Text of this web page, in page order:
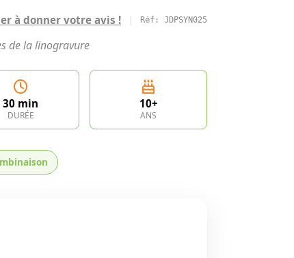
à donner votre avis ! Réf: JDPSYN025
de la linogravure
30 min
DURÉE
10+
ANS